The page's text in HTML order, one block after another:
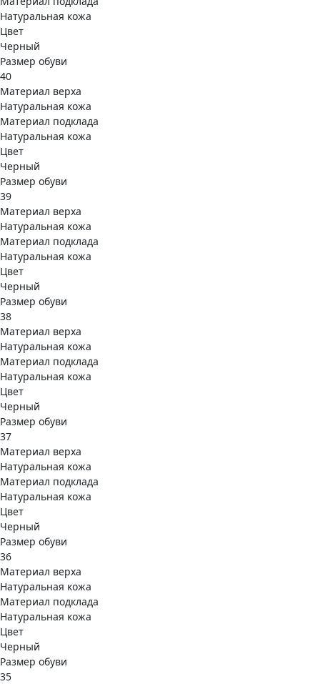
Натуральная кожа
Цвет
Черный
Размер обуви
40
Материал верха
Натуральная кожа
Материал подклада
Натуральная кожа
Цвет
Черный
Размер обуви
39
Материал верха
Натуральная кожа
Материал подклада
Натуральная кожа
Цвет
Черный
Размер обуви
38
Материал верха
Натуральная кожа
Материал подклада
Натуральная кожа
Цвет
Черный
Размер обуви
37
Материал верха
Натуральная кожа
Материал подклада
Натуральная кожа
Цвет
Черный
Размер обуви
36
Материал верха
Натуральная кожа
Материал подклада
Натуральная кожа
Цвет
Черный
Размер обуви
35